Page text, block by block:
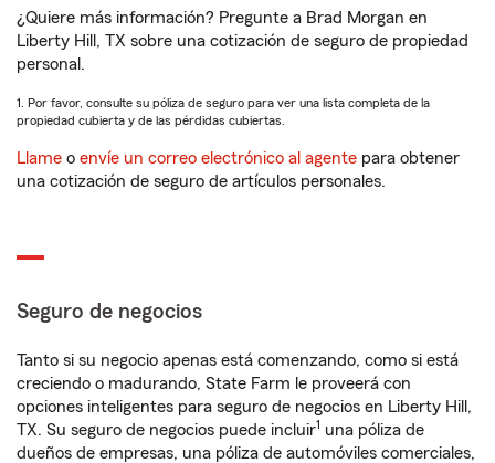
¿Quiere más información? Pregunte a Brad Morgan en
Liberty Hill, TX sobre una cotización de seguro de propiedad
personal.
1. Por favor, consulte su póliza de seguro para ver una lista completa de la
propiedad cubierta y de las pérdidas cubiertas.
Llame o envíe un correo electrónico al agente para obtener
una cotización de seguro de artículos personales.
Seguro de negocios
Tanto si su negocio apenas está comenzando, como si está
creciendo o madurando, State Farm le proveerá con
opciones inteligentes para seguro de negocios en Liberty Hill,
TX. Su seguro de negocios puede incluir1 una póliza de
dueños de empresas, una póliza de automóviles comerciales,